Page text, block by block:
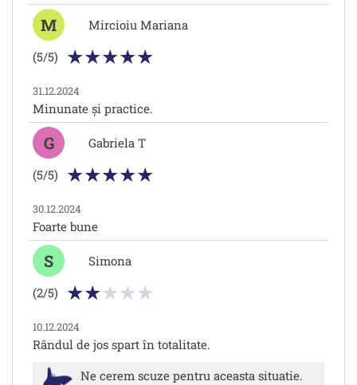
M
Mircioiu Mariana
(5/5)
31.12.2024
Minunate și practice.
G
Gabriela T
(5/5)
30.12.2024
Foarte bune
S
Simona
(2/5)
10.12.2024
Rândul de jos spart în totalitate.
Ne cerem scuze pentru aceasta situatie.